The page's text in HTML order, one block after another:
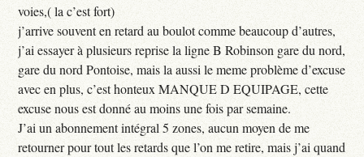
voies,( la c’est fort)
j’arrive souvent en retard au boulot comme beaucoup d’autres,
j’ai essayer à plusieurs reprise la ligne B Robinson gare du nord,
gare du nord Pontoise, mais la aussi le meme problème d’excuse
avec en plus, c’est honteux MANQUE D EQUIPAGE, cette
excuse nous est donné au moins une fois par semaine.
J’ai un abonnement intégral 5 zones, aucun moyen de me
retourner pour tout les retards que l’on me retire, mais j’ai quand